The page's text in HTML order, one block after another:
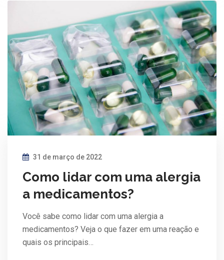
31 de março de 2022
Como lidar com uma alergia
a medicamentos?
Você sabe como lidar com uma alergia a
medicamentos? Veja o que fazer em uma reação e
quais os principais…